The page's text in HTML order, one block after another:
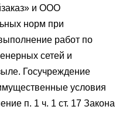
и ООО
норм при
работ по
сетей и
Госучреждение
условия
п. 1 ч. 1 ст. 17 Закона